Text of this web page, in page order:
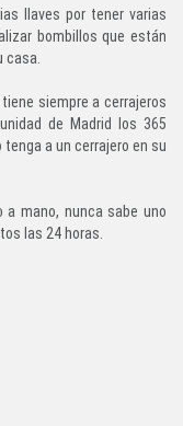
por tener varias
bombillos que están
casa.
tiene siempre a cerrajeros
de Madrid los 365
a un cerrajero en su
nunca sabe uno
las 24 horas.